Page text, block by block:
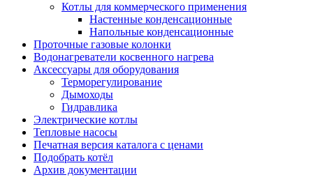
Котлы для коммерческого применения
Настенные конденсационные
Напольные конденсационные
Проточные газовые колонки
Водонагреватели косвенного нагрева
Аксессуары для оборудования
Терморегулирование
Дымоходы
Гидравлика
Электрические котлы
Тепловые насосы
Печатная версия каталога с ценами
Подобрать котёл
Архив документации